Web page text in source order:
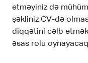
etməyiniz də
şəkliniz CV-də
diqqətini cəlb etmək
əsas rolu